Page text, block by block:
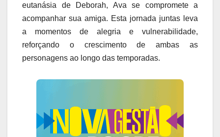
eutanásia de Deborah, Ava se compromete a
acompanhar sua amiga. Esta jornada juntas leva
a momentos de alegria e vulnerabilidade,
reforçando o crescimento de ambas as
personagens ao longo das temporadas.